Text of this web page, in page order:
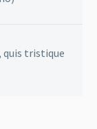
quis tristique